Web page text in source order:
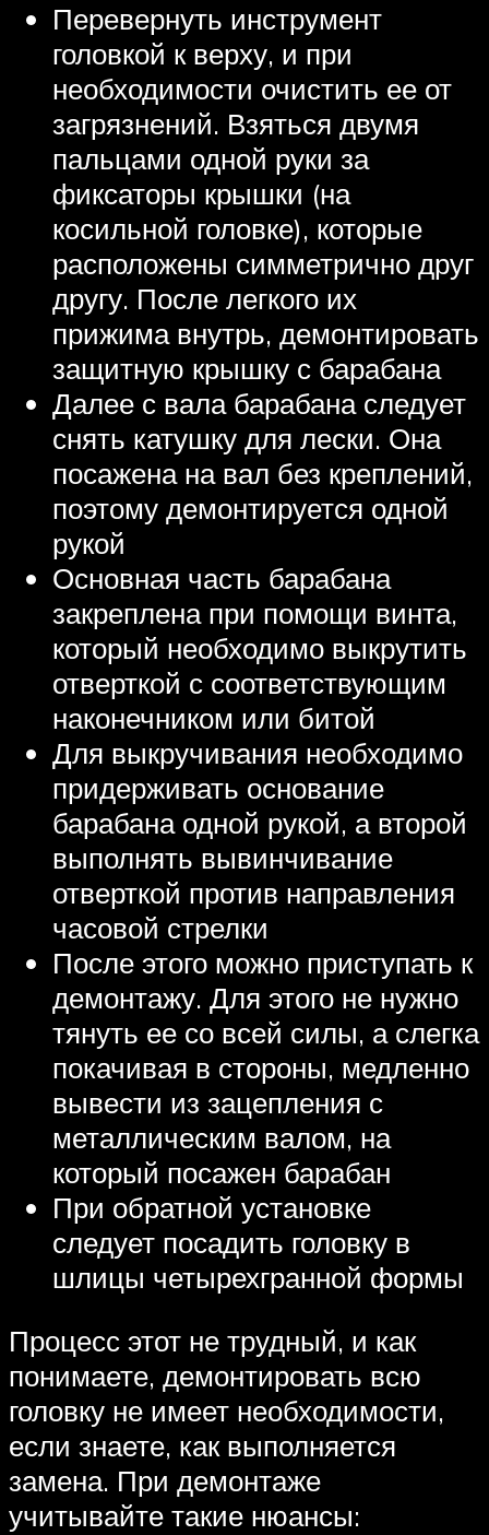
Перевернуть инструмент
головкой к верху, и при
необходимости очистить ее от
загрязнений. Взяться двумя
пальцами одной руки за
фиксаторы крышки (на
косильной головке), которые
расположены симметрично друг
другу. После легкого их
прижима внутрь, демонтировать
защитную крышку с барабана
Далее с вала барабана следует
снять катушку для лески. Она
посажена на вал без креплений,
поэтому демонтируется одной
рукой
Основная часть барабана
закреплена при помощи винта,
который необходимо выкрутить
отверткой с соответствующим
наконечником или битой
Для выкручивания необходимо
придерживать основание
барабана одной рукой, а второй
выполнять вывинчивание
отверткой против направления
часовой стрелки
После этого можно приступать к
демонтажу. Для этого не нужно
тянуть ее со всей силы, а слегка
покачивая в стороны, медленно
вывести из зацепления с
металлическим валом, на
который посажен барабан
При обратной установке
следует посадить головку в
шлицы четырехгранной формы
Процесс этот не трудный, и как
понимаете, демонтировать всю
головку не имеет необходимости,
если знаете, как выполняется
замена. При демонтаже
учитывайте такие нюансы: